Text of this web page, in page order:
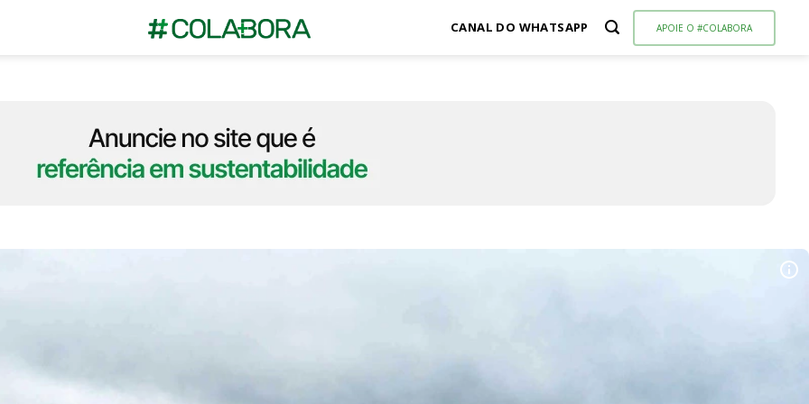
CANAL DO WHATSAPP APOIE O #COLABORA